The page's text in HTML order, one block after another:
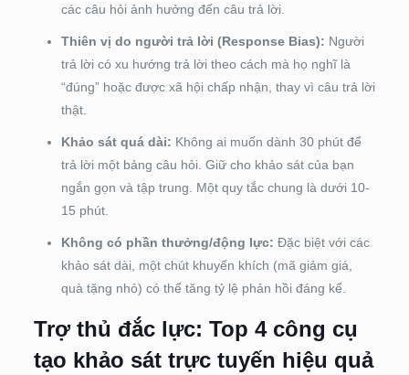
các câu hỏi ảnh hưởng đến câu trả lời.
Thiên vị do người trả lời (Response Bias): Người
trả lời có xu hướng trả lời theo cách mà họ nghĩ là
“đúng” hoặc được xã hội chấp nhận, thay vì câu trả lời
thật.
Khảo sát quá dài: Không ai muốn dành 30 phút để
trả lời một bảng câu hỏi. Giữ cho khảo sát của bạn
ngắn gọn và tập trung. Một quy tắc chung là dưới 10-
15 phút.
Không có phần thưởng/động lực: Đặc biệt với các
khảo sát dài, một chút khuyến khích (mã giảm giá,
quà tặng nhỏ) có thể tăng tỷ lệ phản hồi đáng kể.
Trợ thủ đắc lực: Top 4 công cụ
tạo khảo sát trực tuyến hiệu quả